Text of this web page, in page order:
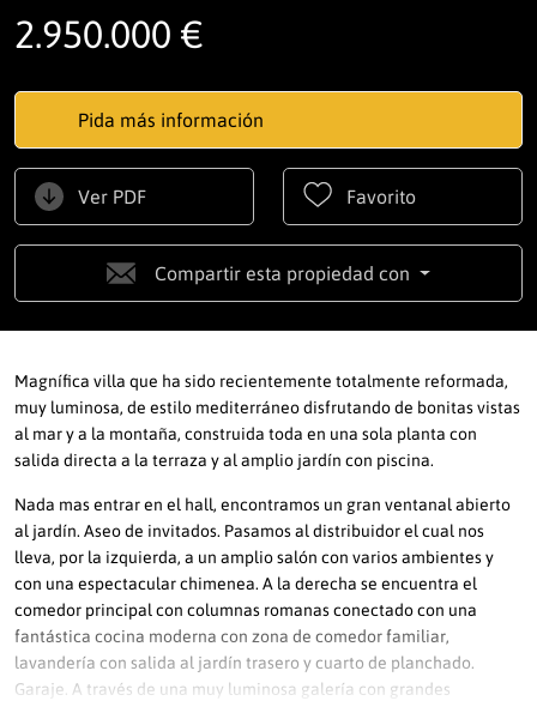
2.950.000 €
Pida más información
Ver PDF Favorito
Compartir esta propiedad con
Magnífica villa que ha sido recientemente totalmente reformada,
muy luminosa, de estilo mediterráneo disfrutando de bonitas vistas
al mar y a la montaña, construida toda en una sola planta con
salida directa a la terraza y al amplio jardín con piscina.
Nada mas entrar en el hall, encontramos un gran ventanal abierto
al jardín. Aseo de invitados. Pasamos al distribuidor el cual nos
lleva, por la izquierda, a un amplio salón con varios ambientes y
con una espectacular chimenea. A la derecha se encuentra el
comedor principal con columnas romanas conectado con una
fantástica cocina moderna con zona de comedor familiar,
lavandería con salida al jardín trasero y cuarto de planchado.
Garaje. A través de una muy luminosa galería con grandes